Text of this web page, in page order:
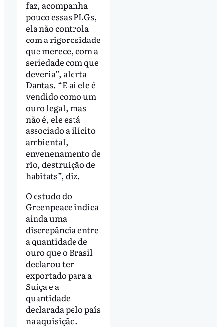
faz, acompanha
pouco essas PLGs,
ela não controla
com a rigorosidade
que merece, com a
seriedade com que
deveria”, alerta
Dantas. “E aí ele é
vendido como um
ouro legal, mas
não é, ele está
associado a ilícito
ambiental,
envenenamento de
rio, destruição de
habitats”, diz.
O estudo do
Greenpeace indica
ainda uma
discrepância entre
a quantidade de
ouro que o Brasil
declarou ter
exportado para a
Suíça e a
quantidade
declarada pelo país
na aquisição.